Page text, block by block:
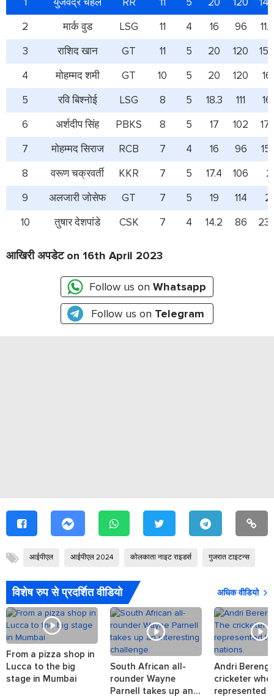
2
मार्क वुड LSG 11 4 16 96
3
राशिद खान GT 11 5 20 120
4
मोहम्मद शमी GT 10 5 20 120
5
रवि बिश्नोई LSG 8 5 18.3 111
6
अर्शदीप सिंह PBKS 8 5 17 102
7
मोहम्मद सिराज RCB 7 4 16 96
8
वरूण चक्रवर्ती KKR 7 5 17.4 106
9
अलजारी जोसेफ GT 7 5 19 114
10
तुषार देशपांडे CSK 7 4 14.2 86
आखिरी अपडेट on 16th April 2023
Follow us on Whatsapp
Follow us on Telegram
आईपीएल आईपीएल 2024 कोलकाता नाइट राइडर्स गुजरात टाइटन्स
विशेष रुप से प्रदर्शित वीडियो अधिक वीडियो
From a pizza shop in
Lucca to the big
stage in Mumbai
South African all-
rounder Wayne
Parnell takes up an
Andri
cricketer who
represented